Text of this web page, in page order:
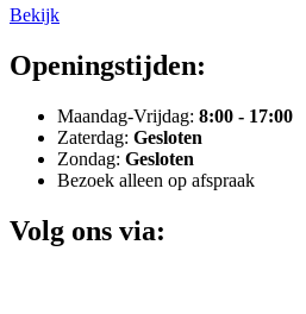
Bekijk
Openingstijden:
Maandag-Vrijdag: 8:00 - 17:00
Zaterdag: Gesloten
Zondag: Gesloten
Bezoek alleen op afspraak
Volg ons via: